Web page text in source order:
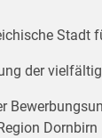
Stadt
der